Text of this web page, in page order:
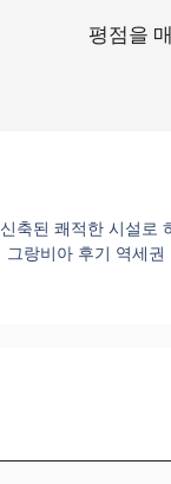
평점을
축된 쾌적한 시설로
랑비아 후기 역세